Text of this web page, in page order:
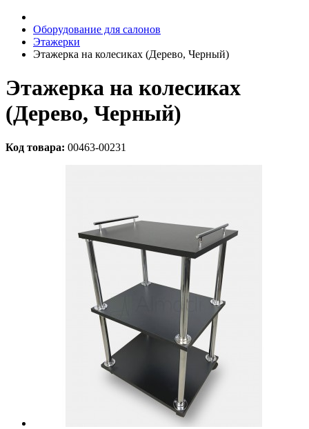
Оборудование для салонов
Этажерки
Этажерка на колесиках (Дерево, Черный)
Этажерка на колесиках
(Дерево, Черный)
Код товара: 00463-00231